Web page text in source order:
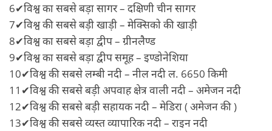
6✔विश्व का सबसे बड़ा सागर – दक्षिणी चीन सागर
7✔विश्व की सबसे बड़ी खाड़ी – मेक्सिको की खाड़ी
8✔विश्व का सबसे बड़ा द्वीप – ग्रीनलैण्ड
9✔विश्व का सबसे बड़ा द्वीप समूह – इण्डोनेशिया
10✔विश्व की सबसे लम्बी नदी – नील नदी ल. 6650 किमी
11✔विश्व की सबसे बड़ी अपवाह क्षेत्र वाली नदी – अमेजन नदी
12✔विश्व की सबसे बड़ी सहायक नदी – मेडिरा ( अमेजन की )
13✔विश्व की सबसे व्यस्त व्यापारिक नदी – राइन नदी